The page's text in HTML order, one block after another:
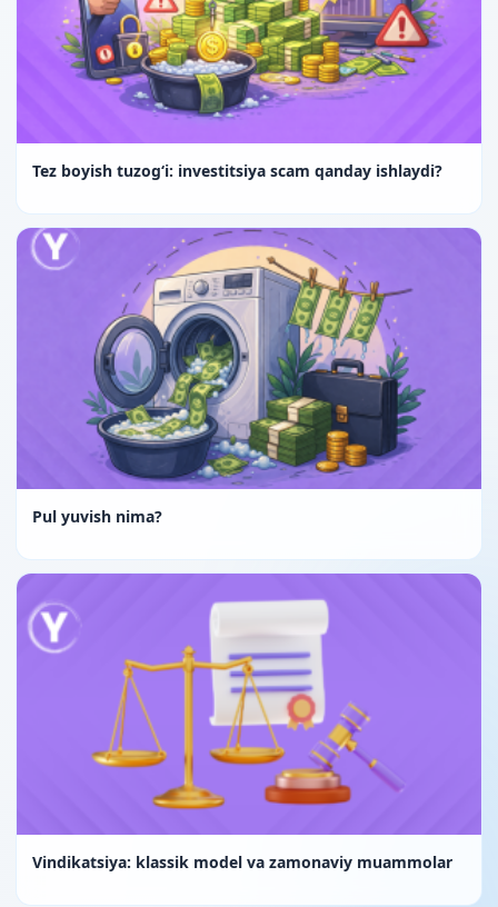
Tez boyish tuzog‘i: investitsiya scam qanday ishlaydi?
Pul yuvish nima?
Vindikatsiya: klassik model va zamonaviy muammolar